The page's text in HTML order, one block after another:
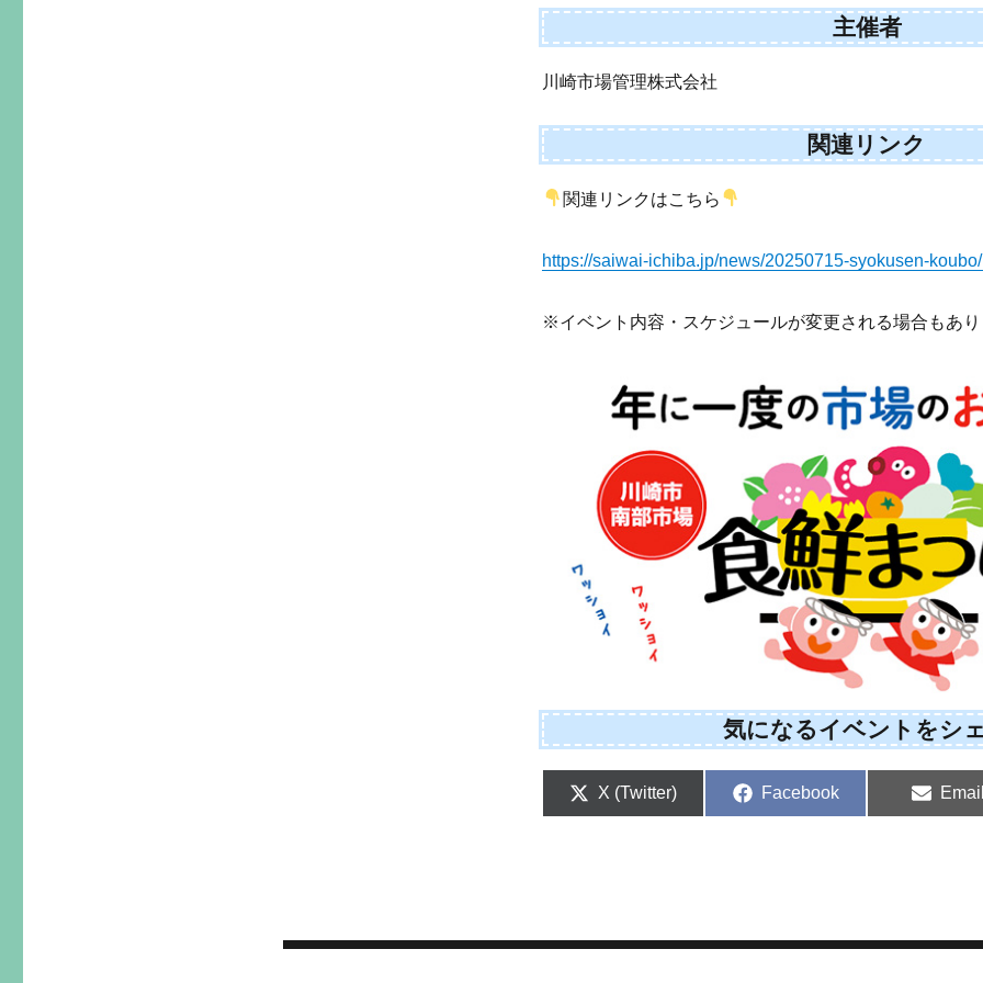
主催者
川崎市場管理株式会社
関連リンク
関連リンクはこちら
https://saiwai-ichiba.jp/news/20250715-syokusen-koubo/
※イベント内容・スケジュールが変更される場合もあ
気になるイベントをシ
Share
X (Twitter)
Share
Facebook